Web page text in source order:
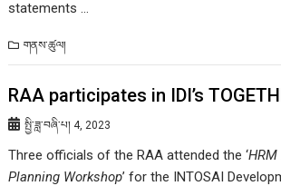
statements …
གནས་ཚུལ།
RAA participates in IDI’s
སྤྱི་ཟླ་བཞི་པ། 4, 2023
Three officials of the RAA attended the ‘
Planning Workshop’ for the INTOSAI